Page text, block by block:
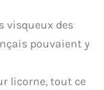
visqueux des
pouvaient y
licorne, tout ce